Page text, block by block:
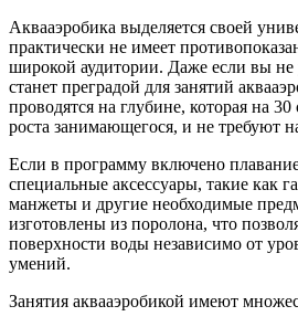
Аквааэробика выделяется своей
практически не имеет
широкой аудитории. Даже если вы не
станет преградой для занятий
проводятся на глубине, которая на
роста занимающегося, и не требуют
Если в программу включено
специальные аксессуары, такие как
манжеты и другие необходимые
изготовлены из поролона, что
поверхности воды независимо от
умений.
Занятия аквааэробикой имеют